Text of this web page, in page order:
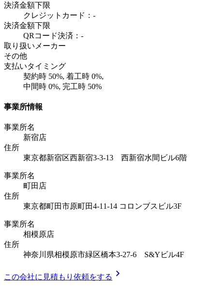
決済金額下限
クレジットカード：-
決済金額下限
QRコード決済：-
取り扱いメーカー
その他
支払いタイミング
契約時 50%, 着工時 0%,
中間時 0%, 完工時 50%
事業所情報
事業所名
新宿店
住所
東京都新宿区西新宿3‐3‐13 西新宿水間ビル6階
事業所名
町田店
住所
東京都町田市原町田4-11-14 コロンブスビル3F
事業所名
相模原店
住所
神奈川県相模原市緑区橋本3‐27‐6 S&Yビル4F
この会社に見積もり依頼をする chevron_right